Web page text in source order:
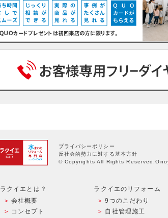
プライバシーポリシー
反社会的勢力に対する基本方針
© Copyrights All Rights
ラクイエとは？
会社概要
コンセプト
ラクイエのリフォーム
9つのこだわり
自社管理施工